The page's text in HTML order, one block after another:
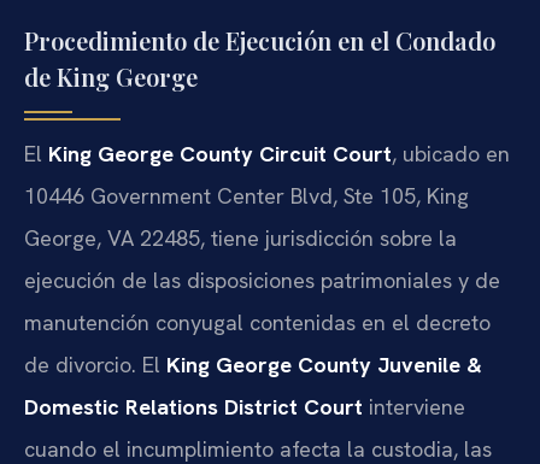
Procedimiento de Ejecución en el Condado
de King George
El King George County Circuit Court, ubicado en
10446 Government Center Blvd, Ste 105, King
George, VA 22485, tiene jurisdicción sobre la
ejecución de las disposiciones patrimoniales y de
manutención conyugal contenidas en el decreto
de divorcio. El King George County Juvenile &
Domestic Relations District Court interviene
cuando el incumplimiento afecta la custodia, las